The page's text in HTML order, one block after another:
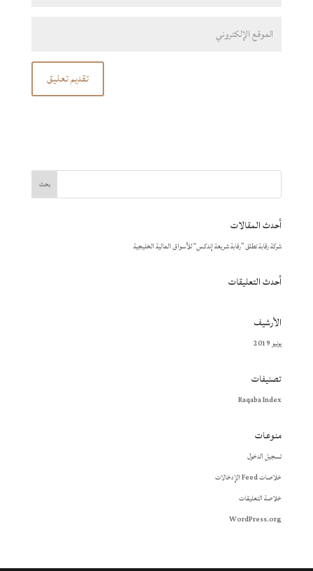
أحدث المقالات
شركة رقابة تطلق ”رقابة شريعة إندكس“ للأسواق المالية الخليجية
أحدث التعليقات
الأرشيف
يونيو 2019
تصنيفات
Raqaba Index
منوعات
تسجيل الدخول
خلاصات Feed الإدخالات
خلاصة التعليقات
WordPress.org